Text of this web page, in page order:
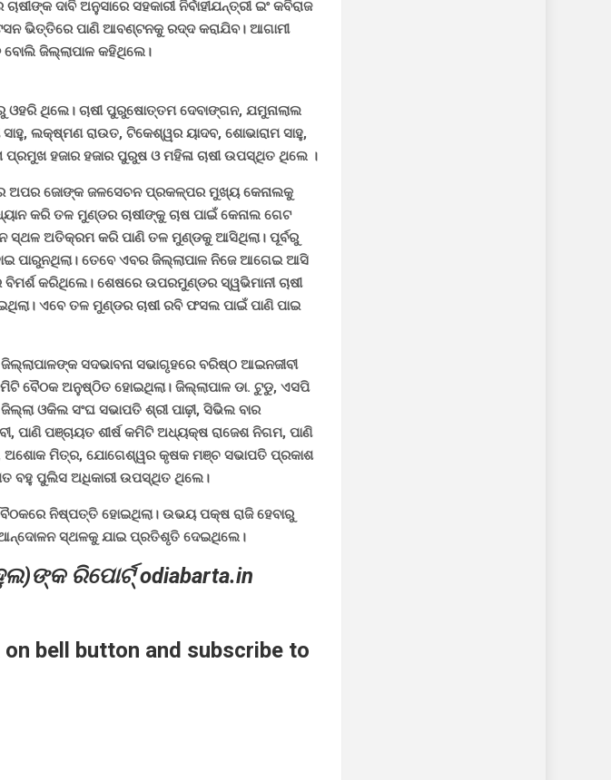
ଦାବି ଅନୁସାରେ ସହକାରୀ ନିର୍ବାହୀଯନ୍ତ୍ରୀ ଇଂ କବିରାଜ
ଭିତ୍ତିରେ ପାଣି ଆବଣ୍ଟନକୁ ରଦ୍ଦ କରାଯିବ। ଆଗାମୀ
ବୋଲି ଜିଲ୍ଲାପାଳ କହିଥିଲେ।
ଥିଲେ। ଚାଷୀ ପୁରୁଷୋତ୍ତମ ଦେବାଙ୍ଗନ, ଯମୁନାଲାଲ
ଲକ୍ଷ୍ମଣ ରାଉତ, ଟିକେଶ୍ୱର ୟାଦବ, ଶୋଭାରାମ ସାହୁ,
ହଜାର ହଜାର ପୁରୁଷ ଓ ମହିଳା ଚାଷୀ ଉପସ୍ଥିତ ଥିଲେ ।
ଅପର ଜୋଙ୍କ ଜଳସେଚନ ପ୍ରକଳ୍ପର ମୁଖ୍ୟ କେନାଲକୁ
କରି ତଳ ମୁଣ୍ଡର ଚାଷୀଙ୍କୁ ଚାଷ ପାଇଁ କେନାଲ ଗେଟ
ସ୍ଥଳ ଅତିକ୍ରମ କରି ପାଣି ତଳ ମୁଣ୍ଡକୁ ଆସିଥିଲା। ପୂର୍ବରୁ
ପାରୁନଥିଲା। ତେବେ ଏବର ଜିଲ୍ଲାପାଳ ନିଜେ ଆଗେଇ ଆସି
ବିମର୍ଶ କରିଥିଲେ। ଶେଷରେ ଉପରମୁଣ୍ଡର ସ୍ୱଭିମାନୀ ଚାଷୀ
ଏବେ ତଳ ମୁଣ୍ଡର ଚାଷୀ ରବି ଫସଲ ପାଇଁ ପାଣି ପାଇ
ସଦଭାବନା ସଭାଗୃହରେ ବରିଷ୍ଠ ଆଇନଜୀବୀ
ବୈଠକ ଅନୁଷ୍ଠିତ ହୋଇଥିଲା। ଜିଲ୍ଲାପାଳ ଡା. ଟୁଡୁ, ଏସପି
ଓକିଲ ସଂଘ ସଭାପତି ଶ୍ରୀ ପାଢ଼ୀ, ସିଭିଲ ବାର
ପାଣି ପଞ୍ଚାୟତ ଶୀର୍ଷ କମିଟି ଅଧ୍ୟକ୍ଷ ରାଜେଶ ନିଗମ, ପାଣି
ଅଶୋକ ମିତ୍ର, ଯୋଗେଶ୍ୱର କୃଷକ ମଞ୍ଚ ସଭାପତି ପ୍ରକାଶ
ବହୁ ପୁଲିସ ଅଧିକାରୀ ଉପସ୍ଥିତ ଥିଲେ।
ନିଷ୍ପତ୍ତି ହୋଇଥିଲା। ଉଭୟ ପକ୍ଷ ରାଜି ହେବାରୁ
ସ୍ଥଳକୁ ଯାଇ ପ୍ରତିଶୃତି ଦେଇଥିଲେ।
ରିପୋର୍ଟ୍ odiabarta.in
bell button and subscribe to